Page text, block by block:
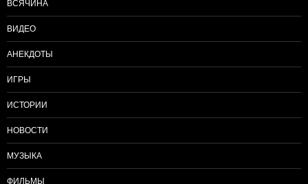
ВСЯЧИНА
ВИДЕО
АНЕКДОТЫ
ИГРЫ
ИСТОРИИ
НОВОСТИ
МУЗЫКА
ФИЛЬМЫ